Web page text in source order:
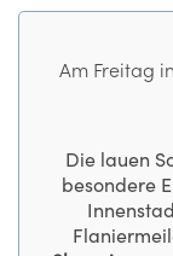
Am Freitag
Die lauen
besondere